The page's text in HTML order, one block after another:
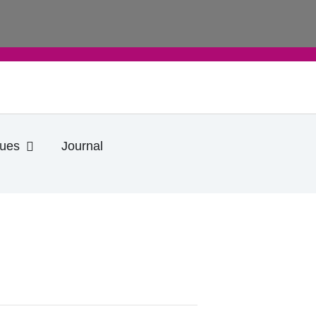
Ouvrir Informations pratiques
Journal